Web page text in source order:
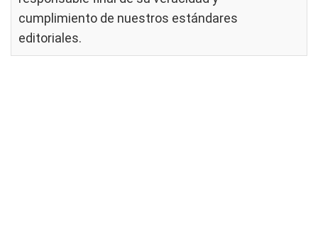
cumplimiento de nuestros estándares
editoriales.